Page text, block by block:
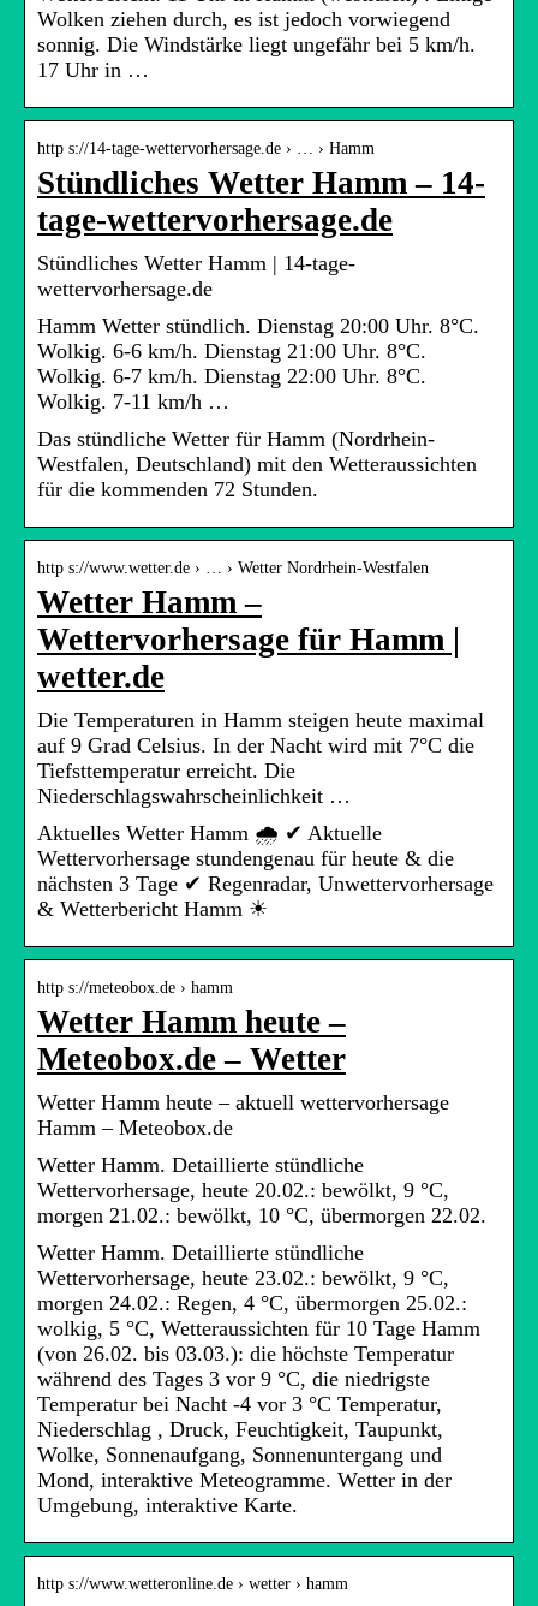
Wolken ziehen durch, es ist jedoch vorwiegend
sonnig. Die Windstärke liegt ungefähr bei 5 km/h.
17 Uhr in …
http s://14-tage-wettervorhersage.de › … › Hamm
Stündliches Wetter Hamm – 14-
tage-wettervorhersage.de
Stündliches Wetter Hamm | 14-tage-
wettervorhersage.de
Hamm Wetter stündlich. Dienstag 20:00 Uhr. 8°C.
Wolkig. 6-6 km/h. Dienstag 21:00 Uhr. 8°C.
Wolkig. 6-7 km/h. Dienstag 22:00 Uhr. 8°C.
Wolkig. 7-11 km/h …
Das stündliche Wetter für Hamm (Nordrhein-
Westfalen, Deutschland) mit den Wetteraussichten
für die kommenden 72 Stunden.
http s://www.wetter.de › … › Wetter Nordrhein-Westfalen
Wetter Hamm –
Wettervorhersage für Hamm |
wetter.de
Die Temperaturen in Hamm steigen heute maximal
auf 9 Grad Celsius. In der Nacht wird mit 7°C die
Tiefsttemperatur erreicht. Die
Niederschlagswahrscheinlichkeit …
Aktuelles Wetter Hamm 🌧️ ✔ Aktuelle
Wettervorhersage stundengenau für heute & die
nächsten 3 Tage ✔ Regenradar, Unwettervorhersage
& Wetterbericht Hamm ☀
http s://meteobox.de › hamm
Wetter Hamm heute –
Meteobox.de – Wetter
Wetter Hamm heute – aktuell wettervorhersage
Hamm – Meteobox.de
Wetter Hamm. Detaillierte stündliche
Wettervorhersage, heute 20.02.: bewölkt, 9 °C,
morgen 21.02.: bewölkt, 10 °C, übermorgen 22.02.
Wetter Hamm. Detaillierte stündliche
Wettervorhersage, heute 23.02.: bewölkt, 9 °C,
morgen 24.02.: Regen, 4 °C, übermorgen 25.02.:
wolkig, 5 °C, Wetteraussichten für 10 Tage Hamm
(von 26.02. bis 03.03.): die höchste Temperatur
während des Tages 3 vor 9 °C, die niedrigste
Temperatur bei Nacht -4 vor 3 °C Temperatur,
Niederschlag , Druck, Feuchtigkeit, Taupunkt,
Wolke, Sonnenaufgang, Sonnenuntergang und
Mond, interaktive Meteogramme. Wetter in der
Umgebung, interaktive Karte.
http s://www.wetteronline.de › wetter › hamm